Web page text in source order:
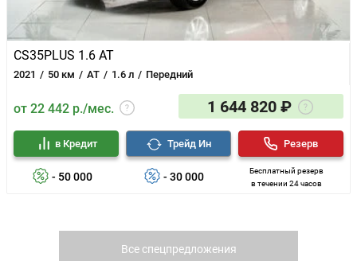
CS35PLUS 1.6 AT
2021 50 км AT 1.6 л Передний
от 22 442 р./мес. 1 644 820 ₽
- 50 000
в Кредит
- 30 000
Трейд Ин
Бесплатный резерв
в течении 24 часов
Резерв
Все спецпредложения